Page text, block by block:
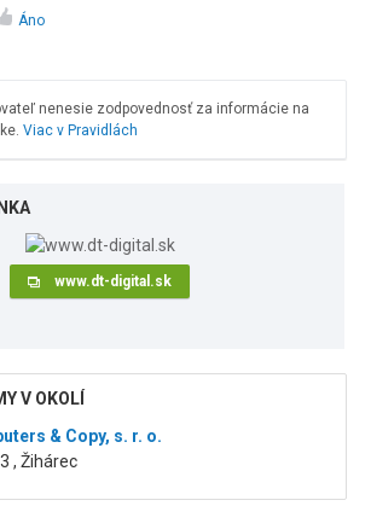
Áno
nenesie zodpovednosť za informácie na
Viac v Pravidlách
www.dt-digital.sk
V OKOLÍ
& Copy, s. r. o.
, Žihárec